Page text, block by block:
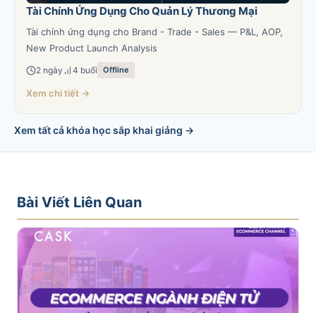
Tài Chính Ứng Dụng Cho Quản Lý Thương Mại
Tài chính ứng dụng cho Brand - Trade - Sales — P&L, AOP,
New Product Launch Analysis
2 ngày 4 buổi Offline
Xem chi tiết →
Xem tất cả khóa học sắp khai giảng →
Bài Viết Liên Quan